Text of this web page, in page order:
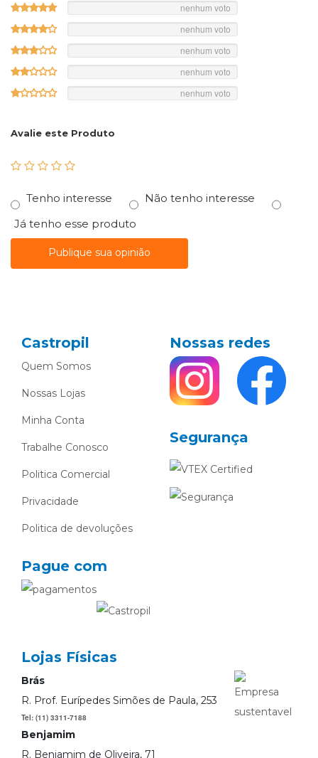
nenhum voto
nenhum voto
nenhum voto
nenhum voto
nenhum voto
Avalie este Produto
Tenho interesse
Não tenho interesse
Já tenho esse produto
Publique sua opinião
Castropil
Quem Somos
Nossas Lojas
Minha Conta
Trabalhe Conosco
Politica Comercial
Privacidade
Politica de devoluções
Nossas redes
Segurança
Pague com
Lojas Físicas
Brás
R. Prof. Eurípedes Simões de Paula, 253
Tel: (11) 3311-7188
Benjamim
R. Benjamim de Oliveira, 71